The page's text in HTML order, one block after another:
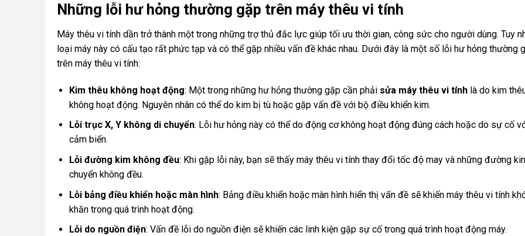
Những lỗi hư hỏng thường gặp trên máy thêu vi tính
Máy thêu vi tính dần trở thành một trong những trợ thủ đắc lực giúp tối ưu thời gian, công sức cho người dùng. Tuy
loại máy này có cấu tạo rất phức tạp và có thể gặp nhiều vấn đề khác nhau. Dưới đây là một số lỗi hư hỏng thường
trên máy thêu vi tính:
Kim thêu không hoạt động: Một trong những hư hỏng thường gặp cần phải sửa máy thêu vi tính là do kim
không hoạt động. Nguyên nhân có thể do kim bị tù hoặc gặp vấn đề với bộ điều khiển kim.
Lỗi trục X, Y không di chuyển: Lỗi hư hỏng này có thể do động cơ không hoạt động đúng cách hoặc do sự cố
cảm biến.
Lỗi đường kim không đều: Khi gặp lỗi này, bạn sẽ thấy máy thêu vi tính thay đổi tốc độ may và những đường
chuyển không đều.
Lỗi bảng điều khiển hoặc màn hình: Bảng điều khiển hoặc màn hình hiển thị vấn đề sẽ khiến máy thêu vi tính
khăn trong quá trình hoạt động.
Lỗi do nguồn điện: Vấn đề lỗi do nguồn điện sẽ khiến các linh kiện gặp sự cố trong quá trình hoạt động máy.